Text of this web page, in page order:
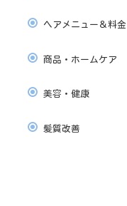
ヘアメニュー＆料金
商品・ホームケア
美容・健康
髪質改善